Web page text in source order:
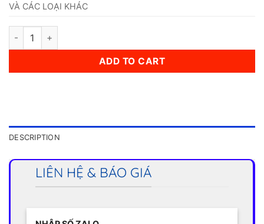
VÀ CÁC LOẠI KHÁC
Dây Cáp Inox 42mm quantity
ADD TO CART
DESCRIPTION
LIÊN HỆ & BÁO GIÁ